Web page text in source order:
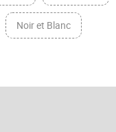
Noir et Blanc